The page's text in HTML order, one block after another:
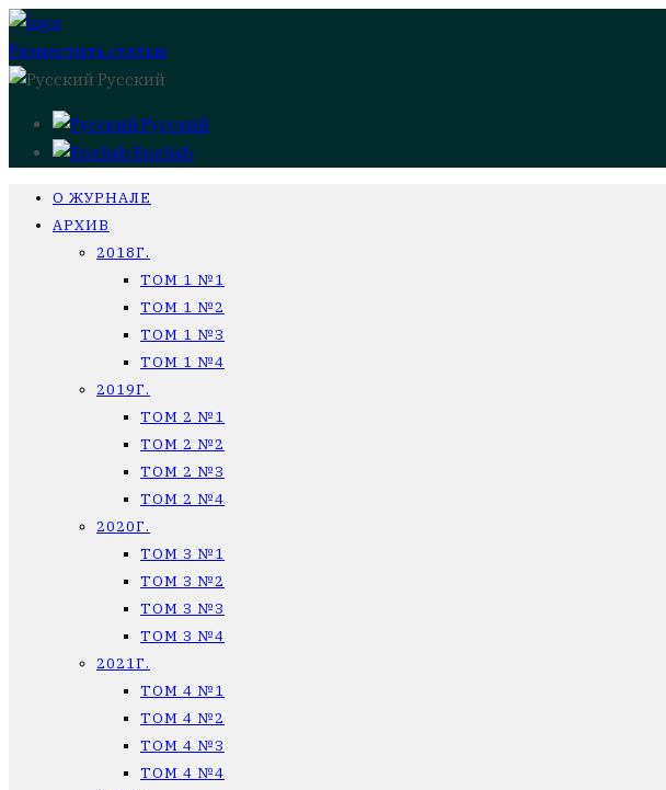
Разместить статью
Русский
Русский
English
О ЖУРНАЛЕ
АРХИВ
2018Г.
ТОМ 1 №1
ТОМ 1 №2
ТОМ 1 №3
ТОМ 1 №4
2019Г.
ТОМ 2 №1
ТОМ 2 №2
ТОМ 2 №3
ТОМ 2 №4
2020Г.
ТОМ 3 №1
ТОМ 3 №2
ТОМ 3 №3
ТОМ 3 №4
2021Г.
ТОМ 4 №1
ТОМ 4 №2
ТОМ 4 №3
ТОМ 4 №4